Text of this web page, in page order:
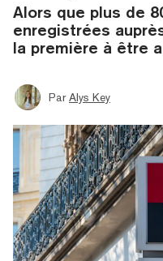
Alors que plus de
enregistrées
la première à être
Par Alys Key